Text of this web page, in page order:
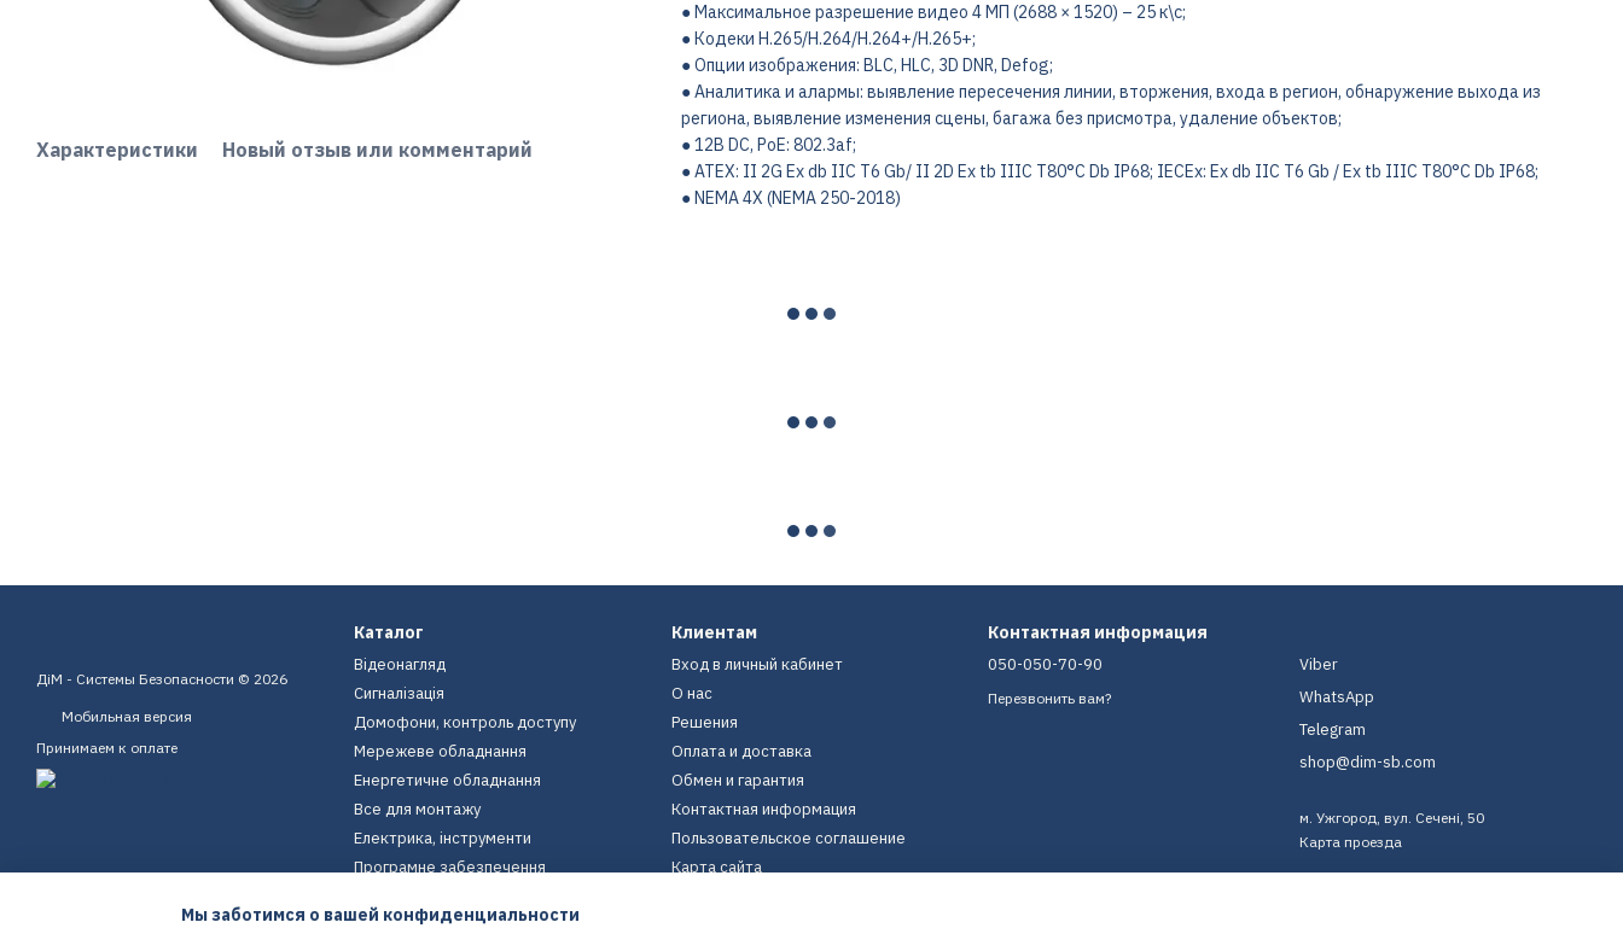
Характеристики Новый отзыв или комментарий
● Максимальное разрешение видео 4 МП (2688 × 1520) – 25 к\с;
● Кодеки H.265/H.264/H.264+/H.265+;
● Опции изображения: BLC, HLC, 3D DNR, Defog;
● Аналитика и алармы: выявление пересечения линии, вторжения, входа в регион, обнаружение выхода из
региона, выявление изменения сцены, багажа без присмотра, удаление объектов;
● 12В DC, PoE: 802.3af;
● ATEX: II 2G Ex db IIC T6 Gb/ II 2D Ex tb IIIC T80°C Db IP68; IECEx: Ex db IIC T6 Gb / Ex tb IIIC T80°C Db IP68;
● NEMA 4X (NEMA 250-2018)
ДіМ - Системы Безопасности © 2026
Мобильная версия
Принимаем к оплате
Каталог
Відеонагляд
Сигналізація
Домофони, контроль доступу
Мережеве обладнання
Енергетичне обладнання
Все для монтажу
Електрика, інструменти
Програмне забезпечення
Клиентам
Вход в личный кабинет
О нас
Решения
Оплата и доставка
Обмен и гарантия
Контактная информация
Пользовательское соглашение
Карта сайта
Контактная информация
050-050-70-90
Перезвонить вам?
Viber
WhatsApp
Telegram
shop@dim-sb.com
м. Ужгород, вул. Сечені, 50
Карта проезда
Мы заботимся о вашей конфиденциальности